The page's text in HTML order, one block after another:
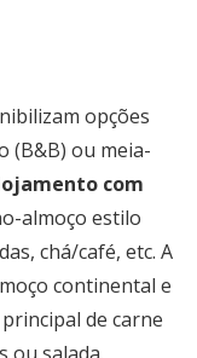
opções
(B&B) ou meia-
com
almoço estilo
chá/café, etc. A
continental e
de carne